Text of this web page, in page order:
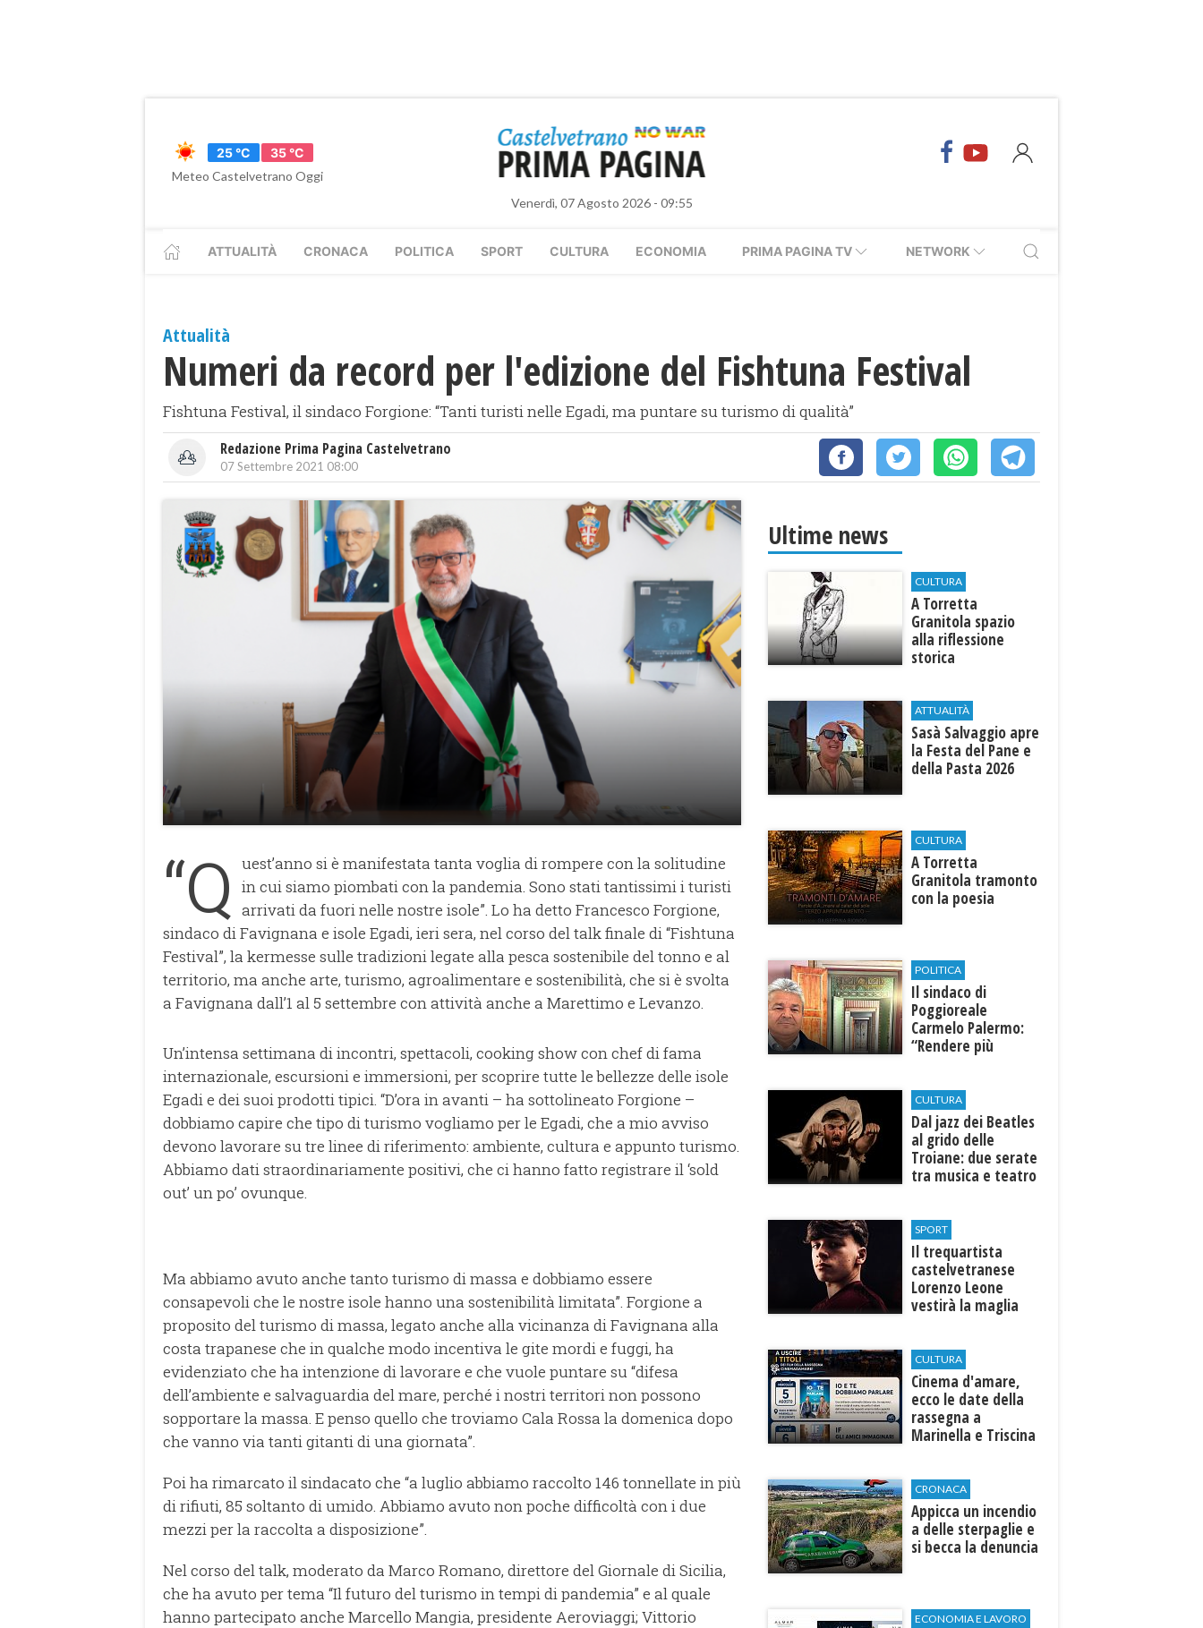
25 °C
35 °C
Meteo Castelvetrano Oggi
Venerdì, 07 Agosto 2026 - 09:55
ATTUALITÀ CRONACA POLITICA SPORT CULTURA ECONOMIA PRIMA PAGINA TV NETWORK
Attualità
Numeri da record per l'edizione del Fishtuna Festival
Fishtuna Festival, il sindaco Forgione: “Tanti turisti nelle Egadi, ma puntare su turismo di qualità”
Redazione Prima Pagina Castelvetrano
07 Settembre 2021 08:00
“Q
uest’anno si è manifestata tanta voglia di rompere con la solitudine
in cui siamo piombati con la pandemia. Sono stati tantissimi i turisti
arrivati da fuori nelle nostre isole”. Lo ha detto Francesco Forgione,
sindaco di Favignana e isole Egadi, ieri sera, nel corso del talk finale di “Fishtuna
Festival”, la kermesse sulle tradizioni legate alla pesca sostenibile del tonno e al
territorio, ma anche arte, turismo, agroalimentare e sostenibilità, che si è svolta
a Favignana dall’1 al 5 settembre con attività anche a Marettimo e Levanzo.
Un’intensa settimana di incontri, spettacoli, cooking show con chef di fama
internazionale, escursioni e immersioni, per scoprire tutte le bellezze delle isole
Egadi e dei suoi prodotti tipici. “D’ora in avanti – ha sottolineato Forgione –
dobbiamo capire che tipo di turismo vogliamo per le Egadi, che a mio avviso
devono lavorare su tre linee di riferimento: ambiente, cultura e appunto turismo.
Abbiamo dati straordinariamente positivi, che ci hanno fatto registrare il ‘sold
out’ un po’ ovunque.
Ma abbiamo avuto anche tanto turismo di massa e dobbiamo essere
consapevoli che le nostre isole hanno una sostenibilità limitata”. Forgione a
proposito del turismo di massa, legato anche alla vicinanza di Favignana alla
costa trapanese che in qualche modo incentiva le gite mordi e fuggi, ha
evidenziato che ha intenzione di lavorare e che vuole puntare su “difesa
dell’ambiente e salvaguardia del mare, perché i nostri territori non possono
sopportare la massa. E penso quello che troviamo Cala Rossa la domenica dopo
che vanno via tanti gitanti di una giornata”.
Poi ha rimarcato il sindacato che “a luglio abbiamo raccolto 146 tonnellate in più
di rifiuti, 85 soltanto di umido. Abbiamo avuto non poche difficoltà con i due
mezzi per la raccolta a disposizione”.
Nel corso del talk, moderato da Marco Romano, direttore del Giornale di Sicilia,
che ha avuto per tema “Il futuro del turismo in tempi di pandemia” e al quale
hanno partecipato anche Marcello Mangia, presidente Aeroviaggi; Vittorio
Ultime news
CULTURA
​A Torretta
Granitola spazio
alla riflessione
storica
ATTUALITÀ
Sasà Salvaggio apre
la Festa del Pane e
della Pasta 2026
CULTURA
​A Torretta
Granitola tramonto
con la poesia
POLITICA
Il sindaco di
Poggioreale
Carmelo Palermo:
“Rendere più
Castelvetrano."
CULTURA
Dal jazz dei Beatles
al grido delle
Troiane: due serate
tra musica e teatro
SPORT
Il trequartista
castelvetranese
Lorenzo Leone
vestirà la maglia
CULTURA
Cinema d'amare,
ecco le date della
rassegna a
Marinella e Triscina
CRONACA
Appicca un incendio
a delle sterpaglie e
si becca la denuncia
ECONOMIA E LAVORO